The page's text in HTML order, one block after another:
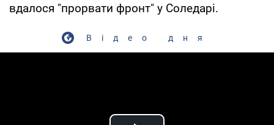
вдалося "прорвати фронт" у Соледарі.
Відео дня